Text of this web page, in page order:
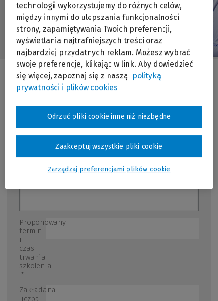
Temat
Proponowany
termin
i
czas
trwania
szkolenia
*
Zakładana
liczba
technologii wykorzystujemy do różnych celów,
między innymi do ulepszania funkcjonalności
strony, zapamiętywania Twoich preferencji,
wyświetlania najtrafniejszych treści oraz
najbardziej przydatnych reklam. Możesz wybrać
swoje preferencje, klikając w link. Aby dowiedzieć
się więcej, zapoznaj się z naszą
polityką
prywatności i plików cookies
Zarządzaj preferencjami plików cookie
Odrzuć pliki cookie inne niż niezbędne
Zaakceptuj wszystkie pliki cookie